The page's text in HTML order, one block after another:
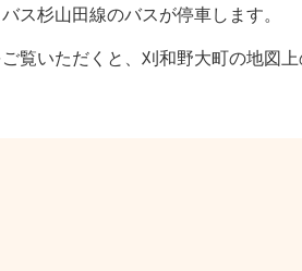
ス杉山田線のバスが停車します。
覧いただくと、刈和野大町の地図